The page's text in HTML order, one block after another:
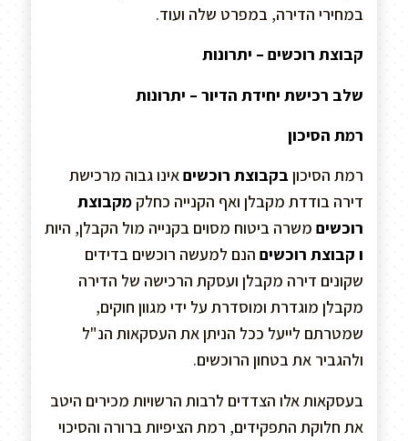
במחירי הדירה, במפרט שלה ועוד.
קבוצת רוכשים – יתרונות
שלב רכישת יחידת הדיור – יתרונות
רמת הסיכון
רמת הסיכון בקבוצת רוכשיםאינו גבוה מרכישת
דירה בודדת מקבלן ואף הקנייה כחלק מקבוצת
רוכשיםמשרה ביטוח מסוים בקנייה מול הקבלן, היות
ו קבוצת רוכשיםהנם למעשה רוכשים בדידים
שקונים דירה מקבלן ועסקת הרכישה של הדירה
מקבלן מוגדרת ומוסדרת על ידי מגוון חוקים,
שמטרתם לייעל ככל הניתן את העסקאות הנ"ל
ולהגביר את בטחון הרוכשים.
בעסקאות אלו הצדדים לרבות הרשויות מכירים היטב
את חלוקת התפקידים, רמת הציפיות ברורה והסיכוי